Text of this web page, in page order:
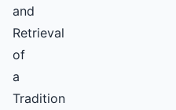
and
Retrieval
of
a
Tradition